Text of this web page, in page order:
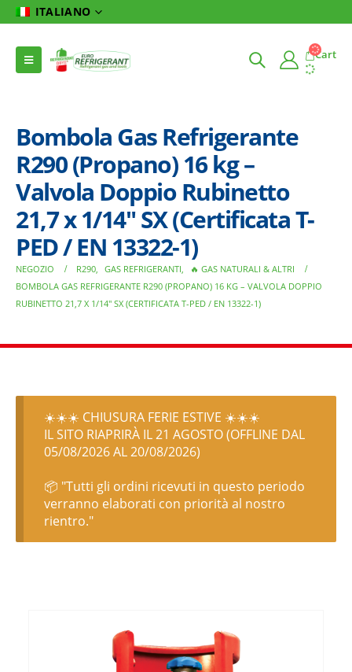
ITALIANO
Cart
Bombola Gas Refrigerante
R290 (Propano) 16 kg –
Valvola Doppio Rubinetto
21,7 x 1/14″ SX (Certificata T-
PED / EN 13322-1)
NEGOZIO R290, GAS REFRIGERANTI,
🔥 GAS NATURALI & ALTRI
BOMBOLA GAS REFRIGERANTE R290 (PROPANO) 16 KG – VALVOLA DOPPIO
RUBINETTO 21,7 X 1/14″ SX (CERTIFICATA T-PED / EN 13322-1)
☀️☀️☀️ CHIUSURA FERIE ESTIVE ☀️☀️☀️
IL SITO RIAPRIRÀ IL 21 AGOSTO (OFFLINE DAL
05/08/2026 AL 20/08/2026)
📦 "Tutti gli ordini ricevuti in questo periodo
verranno elaborati con priorità al nostro
rientro."